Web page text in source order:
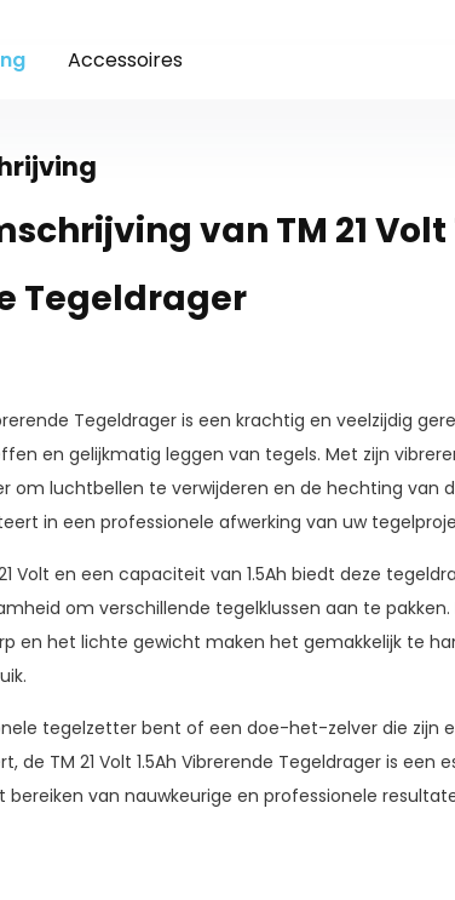
Accessoires
van TM 21 Volt
Tegeldrager
Tegeldrager is een krachtig en veelzijdig
en gelijkmatig leggen van tegels. Met zijn
om luchtbellen te verwijderen en de hechting van
in een professionele afwerking van uw
Volt en een capaciteit van 1.5Ah biedt deze
om verschillende tegelklussen aan te pakken.
en het lichte gewicht maken het gemakkelijk te
tegelzetter bent of een doe-het-zelver die zijn
de TM 21 Volt 1.5Ah Vibrerende Tegeldrager is een
van nauwkeurige en professionele